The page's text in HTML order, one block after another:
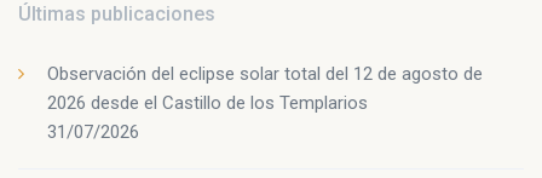
Últimas publicaciones
Observación del eclipse solar total del 12 de agosto de
2026 desde el Castillo de los Templarios
31/07/2026